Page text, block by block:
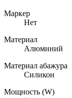
Маркер
Нет
Материал
Алюминий
Материал абажура
Силикон
Мощность (W)